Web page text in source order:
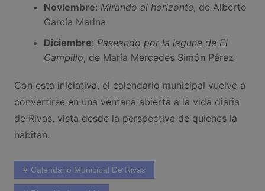
Noviembre: Mirando al horizonte, de Alberto
García Marina
Diciembre: Paseando por la laguna de El
Campillo, de María Mercedes Simón Pérez
Con esta iniciativa, el calendario municipal vuelve a
convertirse en una ventana abierta a la vida diaria
de Rivas, vista desde la perspectiva de quienes la
habitan.
Calendario Municipal De Rivas